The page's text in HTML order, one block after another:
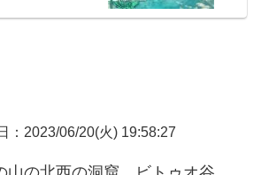
：2023/06/20(火) 19:58:27